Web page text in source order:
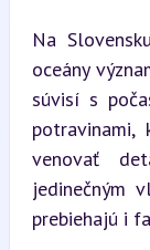
Na
oceány
súvisí s
venovať
jedinečným
prebiehajú i